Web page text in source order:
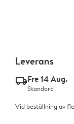
Leverans
delivery_standard_v2Fre 14 Aug.
Standard
Vid beställning av